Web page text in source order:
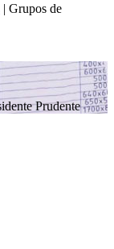
| Grupos de
Prudente